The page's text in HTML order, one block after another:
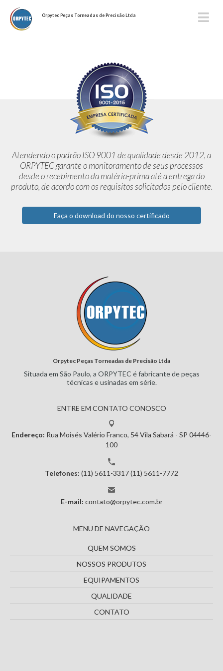
Orpytec Peças Torneadas de Precisão Ltda
Atendendo o padrão ISO 9001 de qualidade desde 2012,a
ORPYTEC garante o monitoramento de seus processos
desde orecebimento da matéria-prima até a entrega do
produto, de acordocom os requisitos solicitados pelo cliente.
Faça o download do nosso certificado
Orpytec Peças Torneadas de Precisão Ltda
Situada em São Paulo, a ORPYTEC é fabricante de peças
técnicas eusinadas em série.
ENTRE EM CONTATO CONOSCO
Endereço: Rua Moisés Valério Franco, 54Vila Sabará - SP 04446-
100
Telefones: (11) 5611-3317(11) 5611-7772
E-mail: contato@orpytec.com.br
MENU DE NAVEGAÇÃO
QUEM SOMOS
NOSSOS PRODUTOS
EQUIPAMENTOS
QUALIDADE
CONTATO